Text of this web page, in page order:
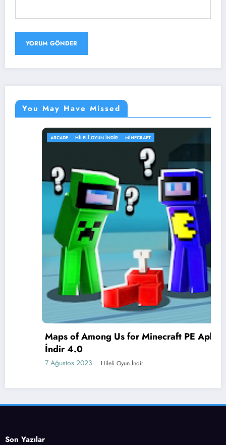
You May Have Missed
HILELI OYUN İNDIR MINECRAFT
Maps of Among Us for Minecraft PE Apk
İndir 4.0
7 Ağustos 2023 Hileli Oyun İndir
Son Yazılar